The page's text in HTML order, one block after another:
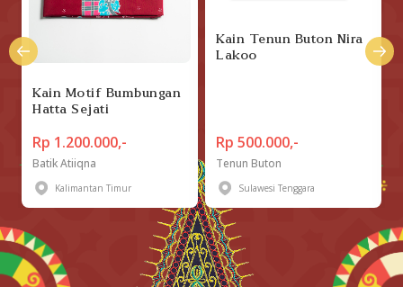
Kain Motif Bumbungan
Hatta Sejati
Rp 1.200.000,-
Batik Atiiqna
Kalimantan Timur
Kain Tenun Buton Nira
Lakoo
Rp 500.000,-
Tenun Buton
Sulawesi Tenggara